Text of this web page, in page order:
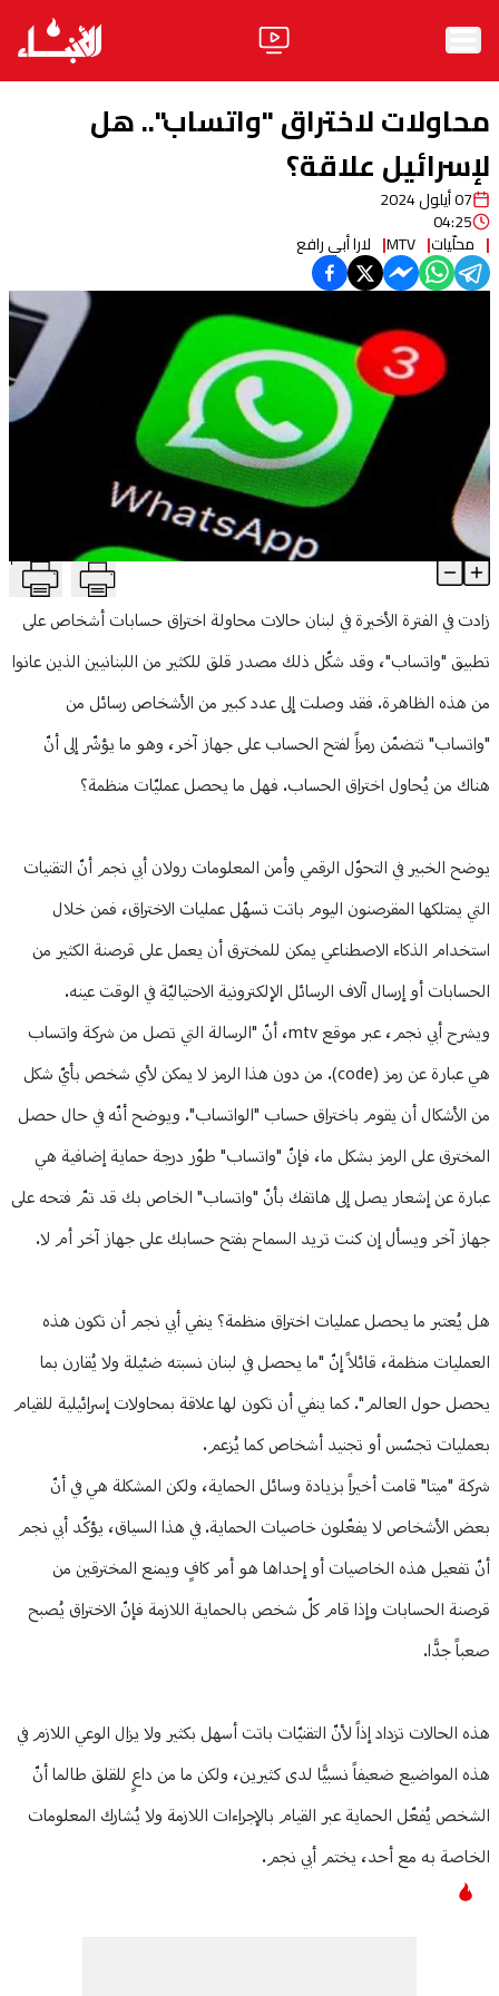
الأخبار
ثقافة ومجتمع
آراء
فيديو
مواقف
وليد جنبلاط
الحزب
محاولات لاختراق "واتساب".. هل
لإسرائيل علاقة؟
07 أيلول 2024
04:25
محلّيات MTV لارا أبي رافع
محاولات لاختراق "واتساب".. هل لإسرائيل علاقة؟ T
Article Content
زادت في الفترة الأخيرة في لبنان حالات محاولة اختراق حسابات أشخاص على
تطبيق "واتساب"، وقد شكّل ذلك مصدر قلق للكثير من اللبنانيين الذين عانوا
من هذه الظاهرة. فقد وصلت إلى عدد كبير من الأشخاص رسائل من
"واتساب" تتضمّن رمزاً لفتح الحساب على جهاز آخر، وهو ما يؤشّر إلى أنّ
هناك من يُحاول اختراق الحساب. فهل ما يحصل عمليّات منظمة؟
يوضح الخبير في التحوّل الرقمي وأمن المعلومات رولان أبي نجم أنّ التقنيات
التي يمتلكها المقرصنون اليوم باتت تسهّل عمليات الاختراق، فمن خلال
استخدام الذكاء الاصطناعي يمكن للمخترق أن يعمل على قرصنة الكثير من
الحسابات أو إرسال آلاف الرسائل الإلكترونية الاحتياليّة في الوقت عينه.
ويشرح أبي نجم، عبر موقع mtv، أنّ "الرسالة التي تصل من شركة واتساب
هي عبارة عن رمز (code). من دون هذا الرمز لا يمكن لأي شخص بأيّ شكل
من الأشكال أن يقوم باختراق حساب "الواتساب". ويوضح أنّه في حال حصل
المخترق على الرمز بشكل ما، فإنّ "واتساب" طوّر درجة حماية إضافية هي
عبارة عن إشعار يصل إلى هاتفك بأنّ "واتساب" الخاص بك قد تمّ فتحه على
جهاز آخر ويسأل إن كنت تريد السماح بفتح حسابك على جهاز آخر أم لا.
هل يُعتبر ما يحصل عمليات اختراق منظمة؟ ينفي أبي نجم أن تكون هذه
العمليات منظمة، قائلاً إنّ "ما يحصل في لبنان نسبته ضئيلة ولا يُقارن بما
يحصل حول العالم". كما ينفي أن تكون لها علاقة بمحاولات إسرائيلية للقيام
بعمليات تجسّس أو تجنيد أشخاص كما يُزعم.
شركة "ميتا" قامت أخيراً بزيادة وسائل الحماية، ولكن المشكلة هي في أنّ
بعض الأشخاص لا يفعّلون خاصيات الحماية. في هذا السياق، يؤكّد أبي نجم
أنّ تفعيل هذه الخاصيات أو إحداها هو أمر كافٍ ويمنع المخترقين من
قرصنة الحسابات وإذا قام كلّ شخص بالحماية اللازمة فإنّ الاختراق يُصبح
صعباً جدًّا.
هذه الحالات تزداد إذاً لأنّ التقنيّات باتت أسهل بكثير ولا يزال الوعي اللازم في
هذه المواضيع ضعيفاً نسبيًّا لدى كثيرين، ولكن ما من داعٍ للقلق طالما أنّ
الشخص يُفعّل الحماية عبر القيام بالإجراءات اللازمة ولا يُشارك المعلومات
الخاصة به مع أحد، يختم أبي نجم.